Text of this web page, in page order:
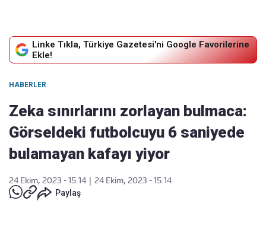
Linke Tıkla, Türkiye Gazetesi'ni Google Favorilerine
Ekle!
HABERLER
Zeka sınırlarını zorlayan bulmaca:
Görseldeki futbolcuyu 6 saniyede
bulamayan kafayı yiyor
24 Ekim, 2023 - 15:14
24 Ekim, 2023 - 15:14
Paylaş